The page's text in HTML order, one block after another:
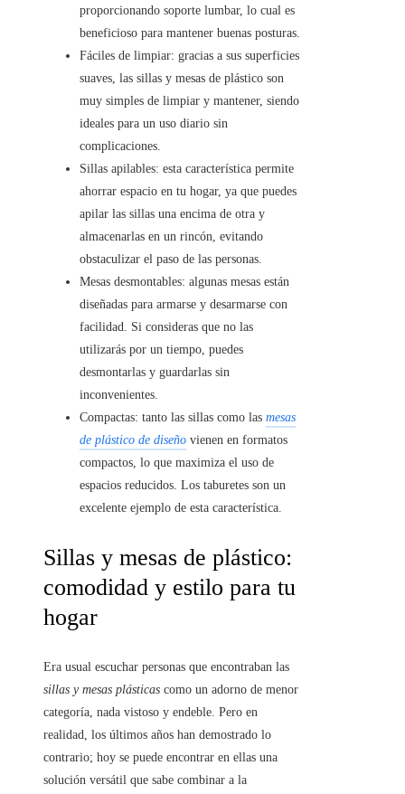
proporcionando soporte lumbar, lo cual es
beneficioso para mantener buenas posturas.
Fáciles de limpiar: gracias a sus superficies
suaves, las sillas y mesas de plástico son
muy simples de limpiar y mantener, siendo
ideales para un uso diario sin
complicaciones.
Sillas apilables: esta característica permite
ahorrar espacio en tu hogar, ya que puedes
apilar las sillas una encima de otra y
almacenarlas en un rincón, evitando
obstaculizar el paso de las personas.
Mesas desmontables: algunas mesas están
diseñadas para armarse y desarmarse con
facilidad. Si consideras que no las
utilizarás por un tiempo, puedes
desmontarlas y guardarlas sin
inconvenientes.
Compactas: tanto las sillas como las mesas
de plástico de diseño vienen en formatos
compactos, lo que maximiza el uso de
espacios reducidos. Los taburetes son un
excelente ejemplo de esta característica.
Sillas y mesas de plástico:
comodidad y estilo para tu
hogar
Era usual escuchar personas que encontraban las
sillas y mesas plásticas como un adorno de menor
categoría, nada vistoso y endeble. Pero en
realidad, los últimos años han demostrado lo
contrario; hoy se puede encontrar en ellas una
solución versátil que sabe combinar a la